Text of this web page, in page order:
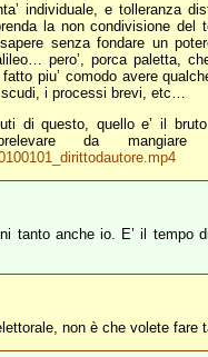
individuale, e tolleranza
la non condivisione
senza fondare un
pero’, porca paletta,
piu’ comodo avere
i processi brevi, etc…
di questo, quello e’ il
da mangiare
tanto anche io. E’ il
non è che volete fare